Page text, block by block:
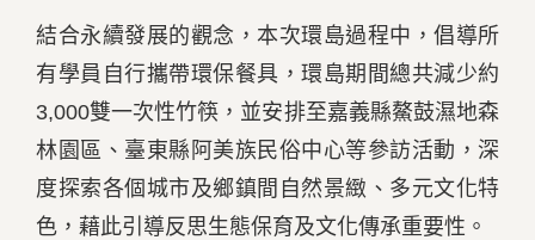
結合永續發展的觀念，本次環島過程中，倡導所
有學員自行攜帶環保餐具，環島期間總共減少約
3,000雙一次性竹筷，並安排至嘉義縣鰲鼓濕地森
林園區、臺東縣阿美族民俗中心等參訪活動，深
度探索各個城市及鄉鎮間自然景緻、多元文化特
色，藉此引導反思生態保育及文化傳承重要性。